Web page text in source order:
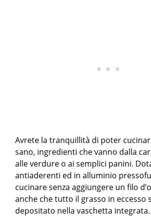
Avrete la tranquillità di poter
sano, ingredienti che vanno dalla
alle verdure o ai semplici panini.
antiaderenti ed in alluminio
cucinare senza aggiungere un filo
anche che tutto il grasso in eccesso
depositato nella vaschetta integrata.